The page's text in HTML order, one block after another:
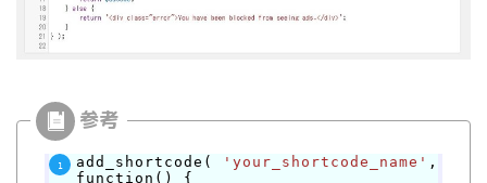
add_shortcode( 'your_shortcode_name' ,
function() {